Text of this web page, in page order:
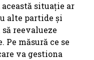
această situație ar
alte partide și
reevalueze
măsură ce se
va gestiona